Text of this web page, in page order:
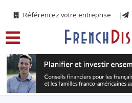
Référencez votre entreprise